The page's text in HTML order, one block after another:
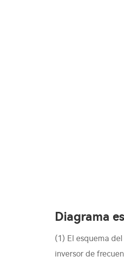
Diagrama
(1) El esquema
inversor de